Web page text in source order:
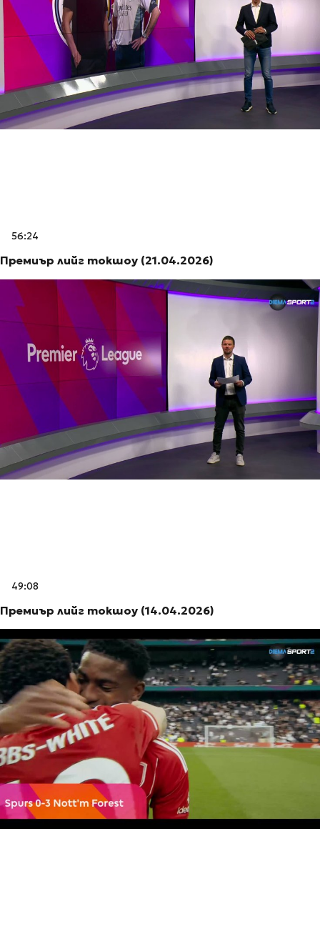
56:24
Премиър лийг токшоу (21.04.2026)
49:08
Премиър лийг токшоу (14.04.2026)